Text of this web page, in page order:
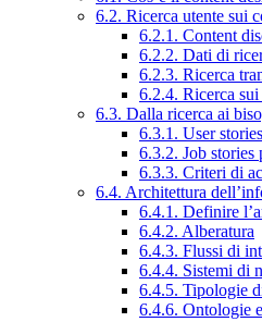
6.2. Ricerca utente sui
6.2.1. Content
6.2.2. Dati di
6.2.3. Ricerca
6.2.4. Ricerca
6.3. Dalla ricerca ai
6.3.1. User
6.3.2. Job stories
6.3.3. Criteri di
6.4. Architettura
6.4.1. Definire
6.4.2. Alberatura
6.4.3. Flussi di
6.4.4. Sistemi di
6.4.5. Tipologie
6.4.6. Ontologie